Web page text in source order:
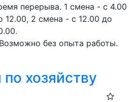
перерыва. 1 смена - с 4.00
12.00, 2 смена - с 12.00 до
без опыта работы.
хозяйству